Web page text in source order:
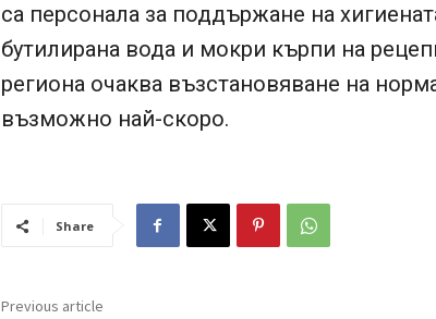
са персонала за поддържане на
бутилирана вода и мокри кърпи на
региона очаква възстановяване на
възможно най-скоро.
Share
Previous article